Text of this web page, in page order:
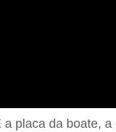
placa da boate, a